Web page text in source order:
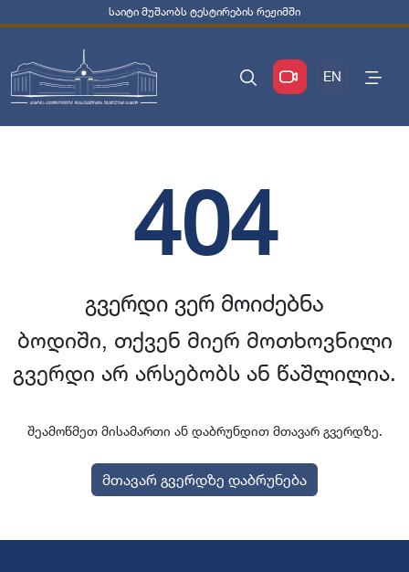
საიტი მუშაობს ტესტირების რეჟიმში
EN
404
გვერდი ვერ მოიძებნა
ბოდიში, თქვენ მიერ მოთხოვნილი
გვერდი არ არსებობს ან წაშლილია.
შეამოწმეთ მისამართი ან დაბრუნდით მთავარ გვერდზე.
მთავარ გვერდზე დაბრუნება